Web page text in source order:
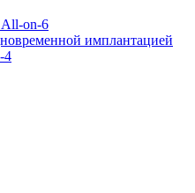
on-6
имплантацией
4